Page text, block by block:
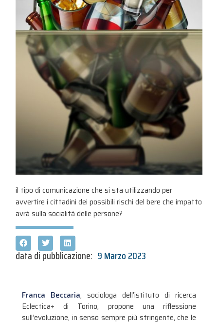
il tipo di comunicazione che si sta utilizzando per
avvertire i cittadini dei possibili rischi del bere che impatto
avrà sulla socialità delle persone?
data di pubblicazione: 9 Marzo 2023
Franca Beccaria, sociologa dell’istituto di ricerca
Eclectica+ di Torino, propone una riflessione
sull’evoluzione, in senso sempre più stringente, che le